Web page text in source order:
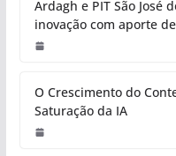
Ardagh e PIT São José
inovação com aporte
O Crescimento do
Saturação da IA